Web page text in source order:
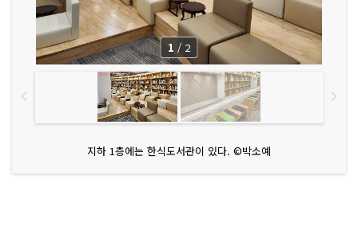
지하 1층에는 한식도서관이 있다. ©박소예
1 / 2